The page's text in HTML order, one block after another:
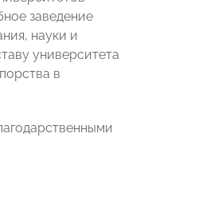
заведение
науки и
университета
в